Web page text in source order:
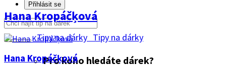
Přihlásit se
Tipy na dárky Tipy na dárky
Pro koho hledáte dárek?
Hana Kropáčķová
Hana Kropáčķová